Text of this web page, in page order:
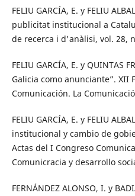
FELIU GARCÍA, E. y FELIU
publicitat institucional a
de recerca i d'anàlisi, vol. 28,
FELIU GARCÍA, E. y QUINTAS
Galicia como anunciante”. XII
Comunicación. La
FELIU GARCÍA, E. y FELIU
institucional y cambio de
Actas del I Congreso
Comunicracia y desarrollo
FERNÁNDEZ ALONSO, I. y